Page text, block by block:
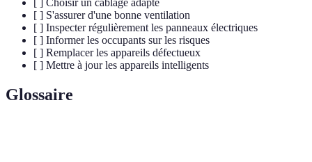
[ ] S'assurer d'une bonne ventilation
[ ] Inspecter régulièrement les panneaux électriques
[ ] Informer les occupants sur les risques
[ ] Remplacer les appareils défectueux
[ ] Mettre à jour les appareils intelligents
Glossaire